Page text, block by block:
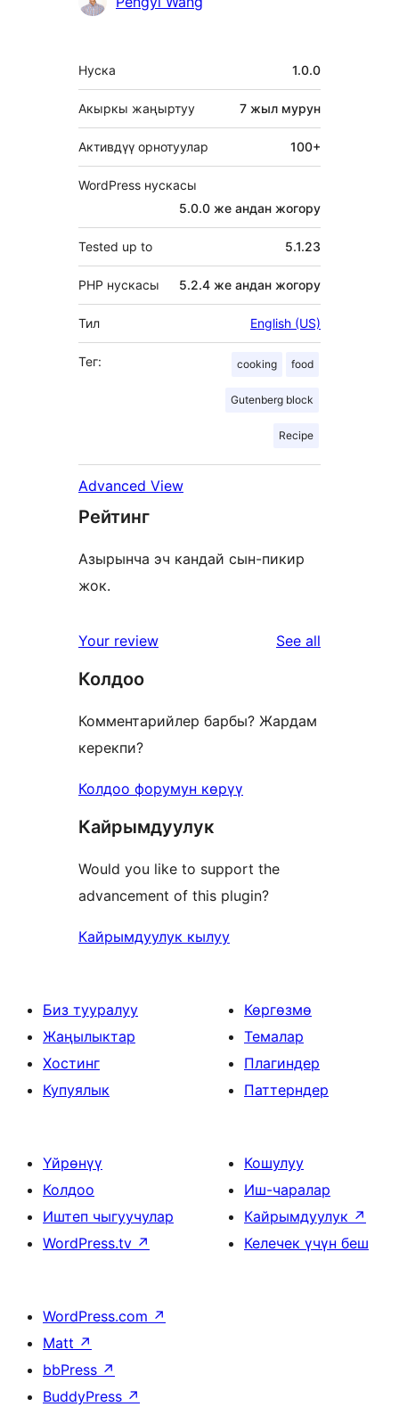
Мета
Нуска 1.0.0
Акыркы жаңыртуу 7 жыл мурун
Активдүү орнотуулар 100+
WordPress нускасы
5.0.0 же андан жогору
Tested up to 5.1.23
PHP нускасы 5.2.4 же андан жогору
Тил English (US)
Тег: cooking food
Gutenberg block
Recipe
Advanced View
Рейтинг
Азырынча эч кандай сын-пикир
жок.
Your review See all
Колдоо
Комментарийлер барбы? Жардам
керекпи?
Колдоо форумун көрүү
Кайрымдуулук
Would you like to support the
advancement of this plugin?
Кайрымдуулук кылуу
Биз тууралуу
Жаңылыктар
Хостинг
Купуялык
Көргөзмө
Темалар
Плагиндер
Паттерндер
Үйрөнүү
Колдоо
Иштеп чыгуучулар
WordPress.tv ↗
Кошулуу
Иш-чаралар
Кайрымдуулук ↗
Келечек үчүн беш
WordPress.com ↗
Matt ↗
bbPress ↗
BuddyPress ↗